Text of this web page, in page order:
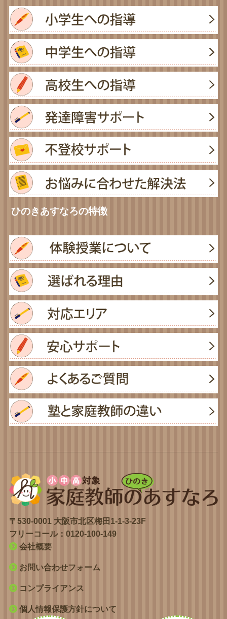
ひのきあすなろの特徴
〒530-0001 大阪市北区梅田1-1-3-23F
フリーコール： 0120-100-149
会社概要
お問い合わせフォーム
コンプライアンス
個人情報保護方針について